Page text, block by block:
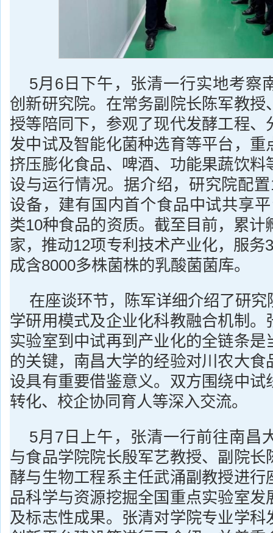
5月6日下午，张清一行实地考察
创新研究院。在常务副院长陈军教授
授等陪同下，参观了现代发酵工程、
发中试及智能化菌种选育等平台，重
挤压膨化食品、啤酒、功能果蔬饮料
设与运行情况。据介绍，研究院配
设备，建有国内首个食品中试共享
类10种食品的资质。截至目前，累计
家，推动12项专利技术产业化，服务
成含8000多株菌株的乳酸菌菌库。
在座谈环节，陈军详细介绍了研
学研用模式及企业化科教融合机制。
实验室到中试再到产业化的全链条是
的关键，南昌大学的经验对川农大食
设具有重要借鉴意义。双方围绕中试
转化、校企协同育人等深入交流。
5月7日上午，张清一行前往南昌
与食品学院院长殷军艺教授、副院长
酵与生物工程系主任武涌副教授进行
品科学与资源挖掘全国重点实验室发
及标志性成果。张清对学院专业学科